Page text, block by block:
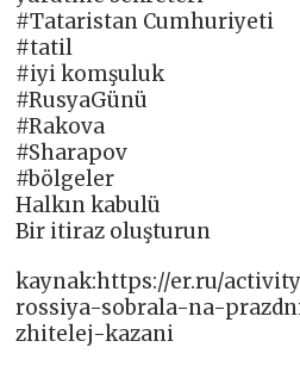
#Tataristan Cumhuriyeti
#tatil
#iyi komşuluk
#RusyaGünü
#Rakova
#Sharapov
#bölgeler
Halkın kabulü
Bir itiraz oluşturun
kaynak:https://er.ru/
rossiya-sobrala-na-
zhitelej-kazani